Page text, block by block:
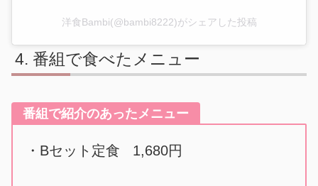
洋食Bambi(@bambi8222)がシェアした投稿
番組で食べたメニュー
番組で紹介のあったメニュー
・Bセット定食 1,680円